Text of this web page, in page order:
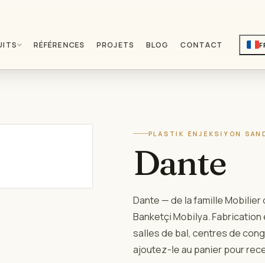
Tables à montage rapide
06
RÉFÉRENCES PROJETS BLOG CONTACT
PLASTIK ENJEKSIYON
Dante
Dante — de la famille Mobilier
Banketçi Mobilya.
salles de bal, centres de
ajoutez-le au panier pour